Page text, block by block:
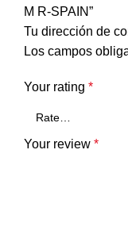
M R-SPAIN”
Tu dirección de
Los campos
Your rating *
Your review *